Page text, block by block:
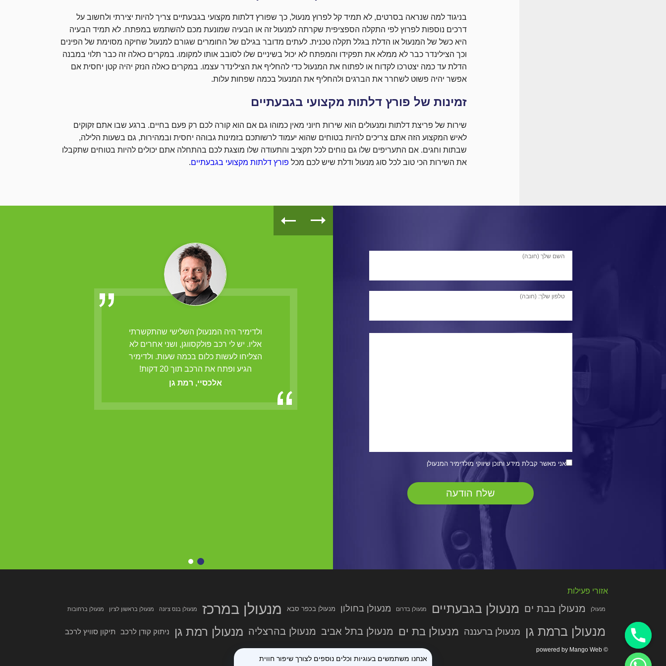
בניגוד למה שנראה בסרטים, לא תמיד קל לפרוץ מנעול, כך שפורץ דלתות מקצועי בגבעתיים צריך להיות יצירתי ולחשוב על
דרכים נוספות לפרוץ לפי התקלה הספציפית שקרתה למנעול זה או הבעיה שמונעת מכם להשתמש במפתח. לא תמיד הבעיה
היא כשל של המנעול או הדלת בגלל תקלה טכנית. לעתים מדובר בגילם של החומרים שגורם למנעול שחיקה מסוימת של הפינים
וכך הצילינדר כבר לא ממלא את תפקידו והמפתח לא יכול בשיניים שלו לסובב אותו למקומו. במקרים כאלה זה כבר תלוי במבנה
הדלת עד כמה יצטרכו לקדוח או לפתוח את המנעול כדי להחליף את הצילינדר עצמו. במקרים כאלה הנזק יהיה קטן יחסית אם
אפשר יהיה פשוט לשחרר את הברגים ולהחליף את המנעול בכמה שפחות עלות.
זמינות של פורץ דלתות מקצועי בגבעתיים
שירות של פריצת דלתות ומנעולים הוא שירות חיוני מאין כמוהו גם אם הוא קורה לכם רק פעם בחיים. ברגע שבו אתם זקוקים
לאיש המקצוע הזה אתם צריכים להיות בטוחים שהוא יעמוד לרשותכם בזמינות גבוהה יחסית ובמהירות, גם בשעות הלילה,
שבתות וחגים. אם התעריפים שלו גם נוחים לכל תקציב והתעודה שלו מוצגת לכם בהתחלה אתם יכולים להיות בטוחים שתקבלו
את השירות הכי טוב לכל סוג מנעול ודלת שיש לכם מכל פורץ דלתות מקצועי בגבעתיים.
ולדימיר הנו מנעולן בעל ידי זהב, אשר הצליח
ולדימיר היה המנעולן השלישי שהתקשרתי
אליו. יש לי רכב פולקסווגן, ושני אחרים לא
הצליחו לעשות כלום בכמה שעות. ולדימיר
הגיע ופתח את הרכב תוך 20 דקות!
אלכסיי, רמת גן
השם שלך (חובה)
טלפון שלך: (חובה)
אני מאשר קבלת מידע ותוכן שיווקי מולדימיר המנעולן
אזורי פעילות
מנעולן מנעולן בבת ים מנעולן בגבעתיים מנעולן בדרום מנעולן בחולון מנעולן בכפר סבא מנעולן במרכז מנעולן בנס ציונה מנעולן בראשון לציון מנעולן ברחובות
מנעולן ברמת גן מנעולן ברעננה מנעולן בת ים מנעולן בתל אביב מנעולן בהרצליה מנעולן רמת גן ניתוק קודן לרכב תיקון סוויץ לרכב
© powered by Mango Web
אנחנו משתמשים בעוגיות וכלים נוספים לצורך שיפור חווית